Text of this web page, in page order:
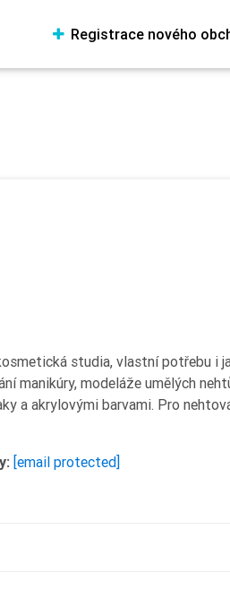
Registrace nového
studia, vlastní potřebu i
manikúry, modeláže umělých
a akrylovými barvami. Pro
[email protected]